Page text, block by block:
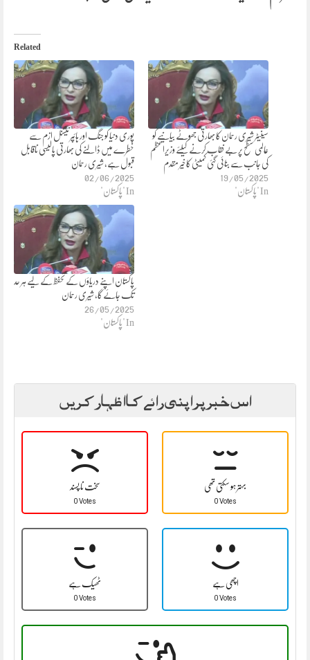
Related
پوری دنیا کو جنگ اور ہائپر نیشنل ازم سے
خطرے میں ڈالنے کی بھارتی پالیسی ناقابل
قبول ہے، شیری رحمان
02/06/2025
In "پاکستان"
سینیٹر شیری رحمان کا بھارتی جھوٹے بیانیے کو
عالمی سطح پر بے نقاب کرنے کیلئے وزیراعظم
کی جانب سے بنائی گئی کمیٹی کا خیر مقدم
19/05/2025
In "پاکستان"
پاکستان اپنے دریاؤں کے تحفظ کے لیے ہر حد
تک جائے گا، شیری رحمان
26/05/2025
In "پاکستان"
اس خبر پر اپنی رائے کا اظہار کریں
سخت نا پسند
0 Votes
بہتر ہو سکتی تھی
0 Votes
ٹھیک ہے
0 Votes
اچھی ہے
0 Votes